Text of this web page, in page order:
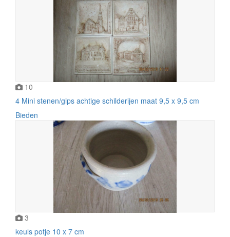
10
4 Mini stenen/gips achtige schilderijen maat 9,5 x 9,5 cm
Bieden
3
keuls potje 10 x 7 cm